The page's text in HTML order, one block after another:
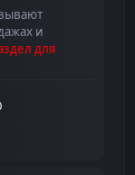
и
для